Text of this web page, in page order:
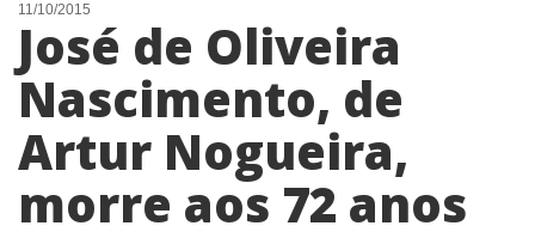
NOTÍCIAS
LISTA DIGITAL
TELEFONES ÚTEIS
CONTATO
11/10/2015
José de Oliveira
Nascimento, de
Artur Nogueira,
morre aos 72 anos